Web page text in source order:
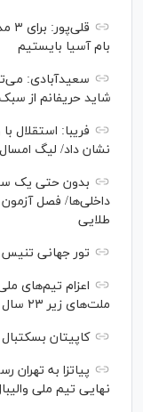
بام آسیا بایستیم
سعیدآبادی:
شاید حریفانم از
فریبا: استقلال
نشان داد/ لیگ
بدون حتی یک
داخلی‌ها/ فصل آزمون
طلایی
تور جهانی تنیس
ملت‌های زیر ۲۳ سال
کاپیتان
نهایی تیم ملی